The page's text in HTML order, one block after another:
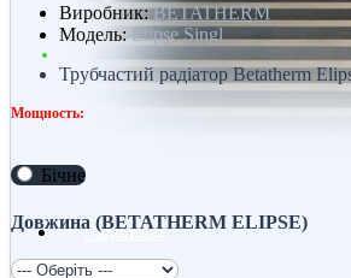
Радіатори
Виробник:BETATHERM
Модель: Elipse Singl
Трубчастий радіатор Betatherm
Мощность:
Бічне
Довжина (BETATHERM ELIPSE)